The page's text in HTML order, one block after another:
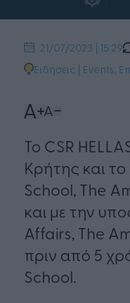
21/07/2023 | 15:29
Ειδήσεις | Events
Το CSR
Κρήτης και
School, The
και με την
Affairs, The
πριν από 5
School.